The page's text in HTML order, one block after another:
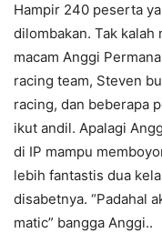
Hampir 240 peserta
dilombakan. Tak kalah
macam Anggi
racing team, Steven
racing, dan beberapa
ikut andil. Apalagi
di IP mampu
lebih fantastis dua
disabetnya. “Padahal
matic” bangga Anggi..